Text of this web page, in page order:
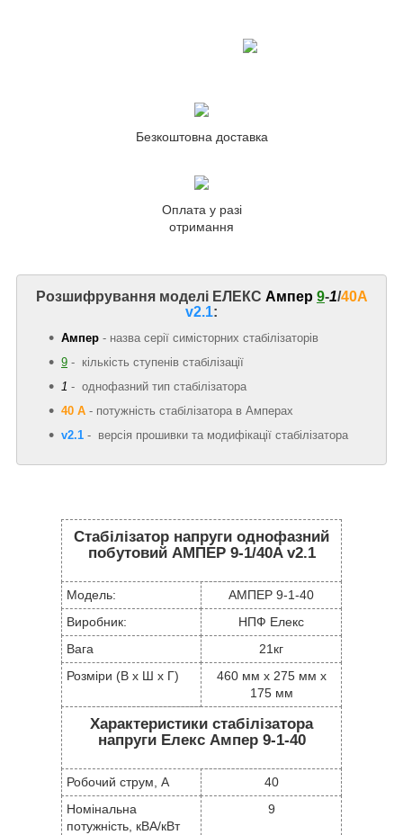
Безкоштовна доставка
Оплата у разі
отримання
Розшифрування моделі ЕЛЕКС Ампер 9-1/40A
v2.1:
Ампер - назва серії симісторних стабілізаторів
9 - кількість ступенів стабілізації
1 - однофазний тип стабілізатора
40 А - потужність стабілізатора в Амперах
v2.1 - версія прошивки та модифікації стабілізатора
Стабілізатор напруги однофазний
побутовий АМПЕР 9-1/40A v2.1
Модель:
АМПЕР 9-1-40
Виробник:
НПФ Елекс
Вага
21кг
Розміри (В х Ш х Г)
460 мм x 275 мм x
175 мм
Характеристики стабілізатора
напруги Елекс Ампер 9-1-40
Робочий струм, А
40
Номінальна
потужність, кВА/кВт
9